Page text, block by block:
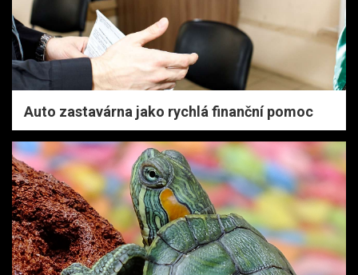
Auto zastavárna jako rychlá finanční pomoc